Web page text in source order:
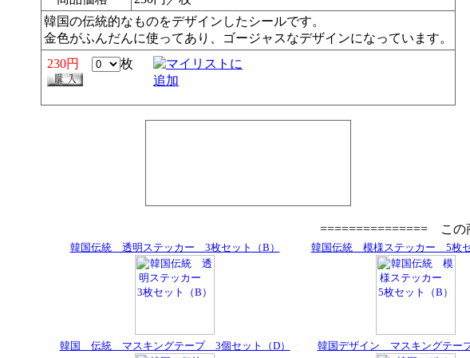
韓国の伝統的なものをデザインしたシールです。
金色がふんだんに使ってあり、ゴージャスなデザインになっています。
230円
枚
=============== この
韓国伝統 透明ステッカー 3枚セット（B） 韓国伝統 模様ステッカー 5枚セ
韓国 伝統 マスキングテープ 3個セット（D） 韓国デザイン マスキングテープ